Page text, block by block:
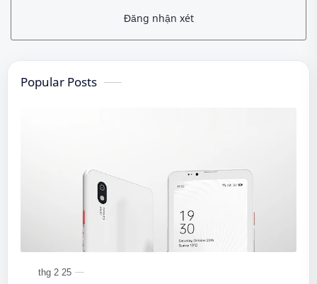
Đăng nhận xét
Popular Posts